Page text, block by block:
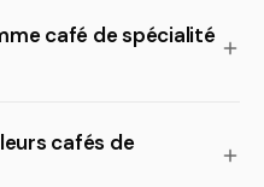
café de spécialité
cafés de